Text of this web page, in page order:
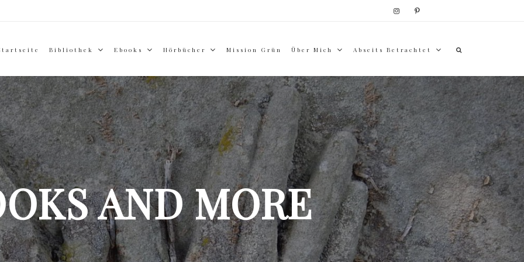
Bibliothek Ebooks Hörbücher Mission Grün Über Mich Abseits Betrachtet
AND MORE